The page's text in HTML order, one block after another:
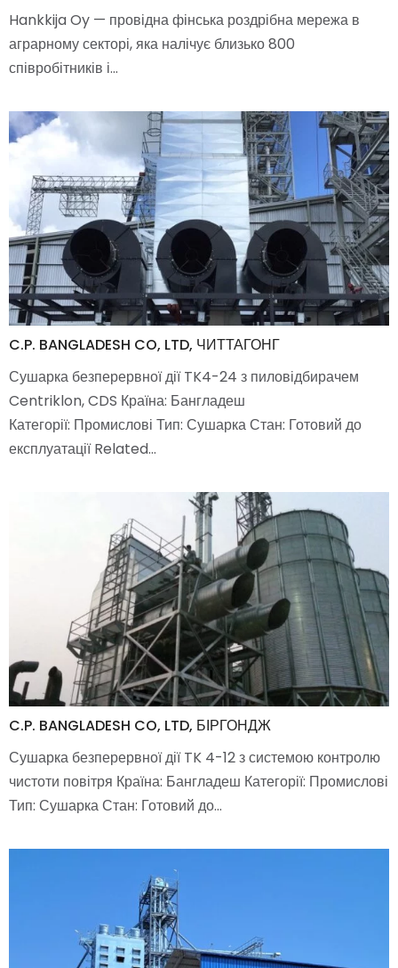
Hankkija Oy — провідна фінська роздрібна мережа в
аграрному секторі, яка налічує близько 800
співробітників і…
C.P. BANGLADESH CO, LTD, ЧИТТАГОНГ
Сушарка безперервної дії TK4-24 з пиловідбирачем
Centriklon, CDS Країна: Бангладеш
Категорії: Промислові Тип: Сушарка Стан: Готовий до
експлуатації Related…
C.P. BANGLADESH CO, LTD, БІРГОНДЖ
Сушарка безперервної дії TK 4-12 з системою контролю
чистоти повітря Країна: Бангладеш Категорії: Промислові
Тип: Сушарка Стан: Готовий до…